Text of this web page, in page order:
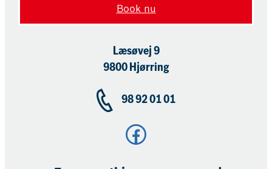
Book nu
Læsøvej 9
9800 Hjørring
98 92 01 01
Facebook